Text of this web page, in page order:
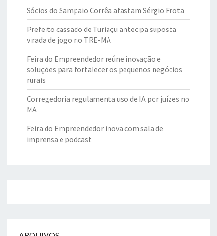
Sócios do Sampaio Corrêa afastam Sérgio Frota
Prefeito cassado de Turiaçu antecipa suposta
virada de jogo no TRE-MA
Feira do Empreendedor reúne inovação e
soluções para fortalecer os pequenos negócios
rurais
Corregedoria regulamenta uso de IA por juízes no
MA
Feira do Empreendedor inova com sala de
imprensa e podcast